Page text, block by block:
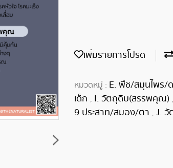
เพิ่มรายการโปรด
หมวดหมู่ : E. พืช/สมุนไพร/
เด็ก , I. วัตถุดิบ(สรรพคุณ) ,
9 ประสาท/สมอง/ตา , J. วั